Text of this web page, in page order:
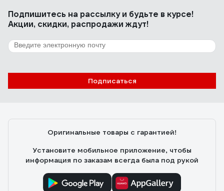
досок как будто пластиковое, верхнее приятное на ощупь
и взгляд.
1 отзыв
П55-С-Ф2 211 ДУБ РСТ
Подпишитесь на рассылкуи будьте в курсе!
Акции, скидки, распродажи ждут!
Подписаться
Оригинальные товары с гарантией!
Установите мобильное приложение, чтобы
информация по заказам всегда была под рукой